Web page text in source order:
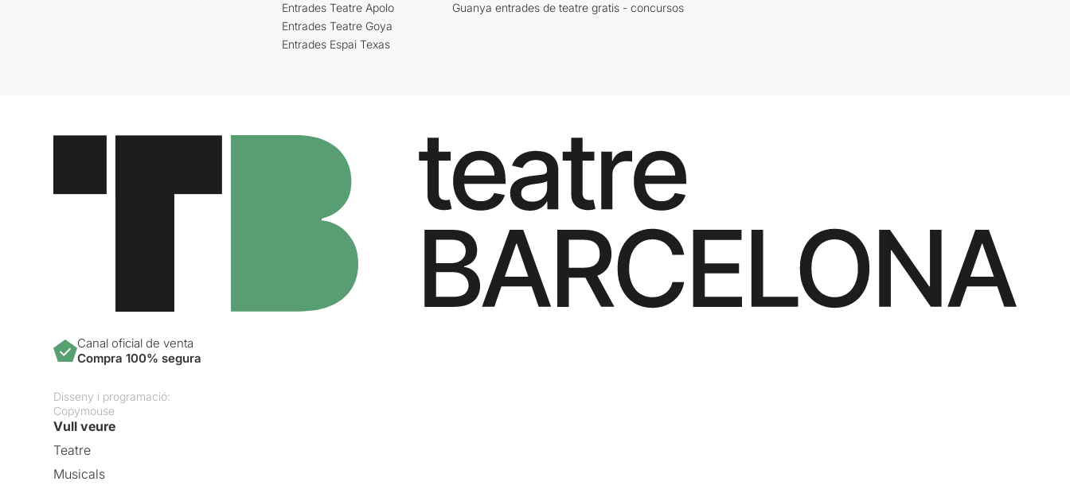
Entrades Teatre Apolo
Entrades Teatre Goya
Entrades Espai Texas
Guanya entrades de teatre gratis - concursos
Canal oficial de venta
Compra 100% segura
Disseny i programació:
Copymouse
Vull veure
Teatre
Musicals